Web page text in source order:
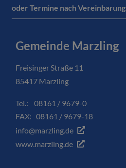
oder Termine nach Vereinbarung
Gemeinde Marzling
Freisinger Straße 11
85417 Marzling
Tel.: 08161 / 9679-0
FAX: 08161 / 9679-18
info@marzling.de
www.marzling.de